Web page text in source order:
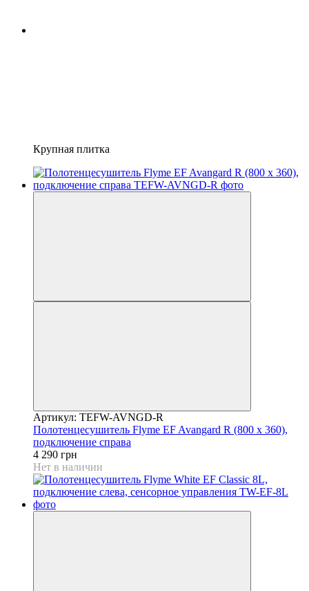
Крупная плитка
Артикул: TEFW-AVNGD-R
Полотенцесушитель Flyme EF Avangard R (800 х 360),
подключение справа
4 290 грн
Нет в наличии